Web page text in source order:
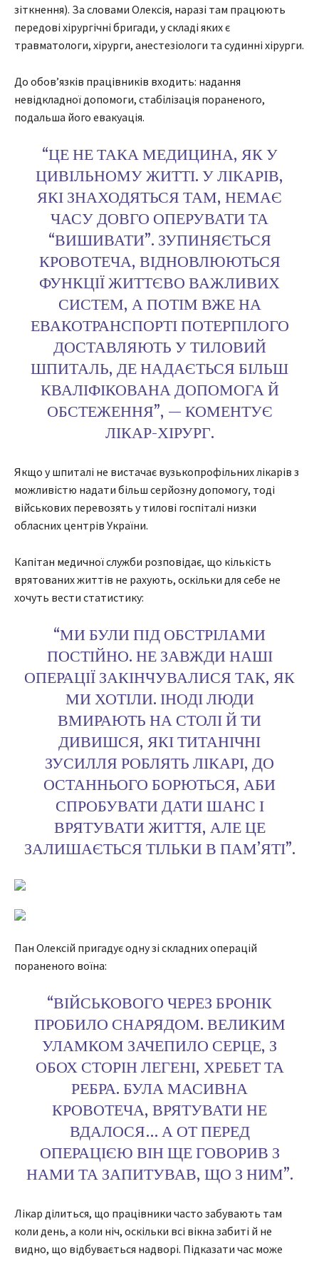
зіткнення). За словами Олексія, наразі там працюють
передові хірургічні бригади, у складі яких є
травматологи, хірурги, анестезіологи та судинні хірурги.
До обовʼязків працівників входить: надання
невідкладної допомоги, стабілізація пораненого,
подальша його евакуація.
“ЦЕ НЕ ТАКА МЕДИЦИНА, ЯК У
ЦИВІЛЬНОМУ ЖИТТІ. У ЛІКАРІВ,
ЯКІ ЗНАХОДЯТЬСЯ ТАМ, НЕМАЄ
ЧАСУ ДОВГО ОПЕРУВАТИ ТА
“ВИШИВАТИ”. ЗУПИНЯЄТЬСЯ
КРОВОТЕЧА, ВІДНОВЛЮЮТЬСЯ
ФУНКЦІЇ ЖИТТЄВО ВАЖЛИВИХ
СИСТЕМ, А ПОТІМ ВЖЕ НА
ЕВАКОТРАНСПОРТІ ПОТЕРПІЛОГО
ДОСТАВЛЯЮТЬ У ТИЛОВИЙ
ШПИТАЛЬ, ДЕ НАДАЄТЬСЯ БІЛЬШ
КВАЛІФІКОВАНА ДОПОМОГА Й
ОБСТЕЖЕННЯ”, — КОМЕНТУЄ
ЛІКАР-ХІРУРГ.
Якщо у шпиталі не вистачає вузькопрофільних лікарів з
можливістю надати більш серйозну допомогу, тоді
військових перевозять у тилові госпіталі низки
обласних центрів України.
Капітан медичної служби розповідає, що кількість
врятованих життів не рахують, оскільки для себе не
хочуть вести статистику:
“МИ БУЛИ ПІД ОБСТРІЛАМИ
ПОСТІЙНО. НЕ ЗАВЖДИ НАШІ
ОПЕРАЦІЇ ЗАКІНЧУВАЛИСЯ ТАК, ЯК
МИ ХОТІЛИ. ІНОДІ ЛЮДИ
ВМИРАЮТЬ НА СТОЛІ Й ТИ
ДИВИШСЯ, ЯКІ ТИТАНІЧНІ
ЗУСИЛЛЯ РОБЛЯТЬ ЛІКАРІ, ДО
ОСТАННЬОГО БОРЮТЬСЯ, АБИ
СПРОБУВАТИ ДАТИ ШАНС І
ВРЯТУВАТИ ЖИТТЯ, АЛЕ ЦЕ
ЗАЛИШАЄТЬСЯ ТІЛЬКИ В ПАМʼЯТІ”.
Пан Олексій пригадує одну зі складних операцій
пораненого воїна:
“ВІЙСЬКОВОГО ЧЕРЕЗ БРОНІК
ПРОБИЛО СНАРЯДОМ. ВЕЛИКИМ
УЛАМКОМ ЗАЧЕПИЛО СЕРЦЕ, З
ОБОХ СТОРІН ЛЕГЕНІ, ХРЕБЕТ ТА
РЕБРА. БУЛА МАСИВНА
КРОВОТЕЧА, ВРЯТУВАТИ НЕ
ВДАЛОСЯ… А ОТ ПЕРЕД
ОПЕРАЦІЄЮ ВІН ЩЕ ГОВОРИВ З
НАМИ ТА ЗАПИТУВАВ, ЩО З НИМ”.
Лікар ділиться, що працівники часто забувають там
коли день, а коли ніч, оскільки всі вікна забиті й не
видно, що відбувається надворі. Підказати час може